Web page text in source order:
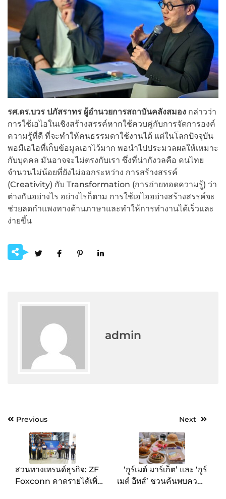
รศ.ดร.บวร ปภัสราทร ผู้อำนวยการสถาบันคลังสมอง กล่าวว่า
การใช้เอไอในเชิงสร้างสรรค์หากใช้ควบคู่กับการจัดการองค์
ความรู้ที่ดี ที่จะทำให้คนธรรมดาใช้งานได้ แต่ในโลกปัจจุบัน
พอมีเอไอที่เก็บข้อมูลเอาไว้มาก พอนำไปประมวลผลให้เหมาะ
กับบุคคล มันอาจจะไม่ตรงกับเรา ซึ่งที่น่ากังวลคือ คนไทย
จำนวนไม่น้อยที่ยังไม่ออกระหว่าง การสร้างสรรค์
(Creativity) กับ Transformation (การถ่ายทอดความรู้) ว่า
ต่างกันอย่างไร อย่างไรก็ตาม การใช้เอไออย่างสร้างสรรค์จะ
ช่วยลดกำแพงทางด้านภาษาและทำให้การทำงานได้เร็วและ
ง่ายขึ้น
admin
PostPrevious
สวนทางเทรนด์ธุรกิจ: ZF
Foxconn คาดรายได้เพิ่ม
Next
‘กูร์เมต์ มาร์เก็ต’ และ ‘กูร์
เมต์ อีทส์’ ชวนค้นพบความ